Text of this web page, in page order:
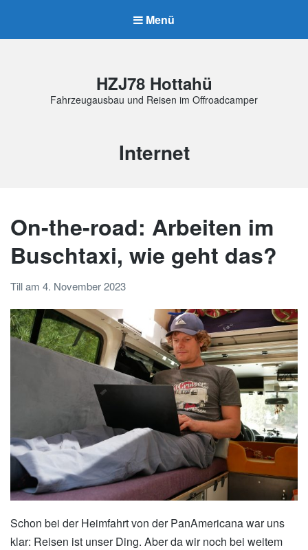
Menü
HZJ78 Hottahü
Fahrzeugausbau und Reisen im Offroadcamper
Schlagwort:
Internet
On-the-road: Arbeiten im
Buschtaxi, wie geht das?
Tillam 4. November 2023
Schon bei der Heimfahrt von der PanAmericana war uns
klar: Reisen ist unser Ding. Aber da wir noch bei weitem